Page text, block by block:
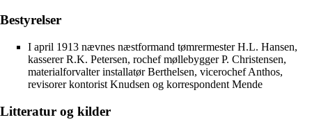
Bestyrelser
I april 1913 nævnes næstformand tømrermester H.L. Hansen,
kasserer R.K. Petersen, rochef møllebygger P. Christensen,
materialforvalter installatør Berthelsen, vicerochef Anthos,
revisorer kontorist Knudsen og korrespondent Mende
Litteratur og kilder